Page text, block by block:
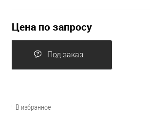
Цена по запросу
Под заказ
В избранное